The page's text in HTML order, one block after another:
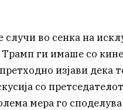
случи во сенка на
ги имаше со
изјави дека
со
мера го